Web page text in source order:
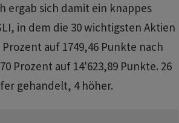
ergab sich damit ein knappes
in dem die 30 wichtigsten Aktien
auf 1749,46 Punkte nach
Prozent auf 14'623,89 Punkte. 26
gehandelt, 4 höher.